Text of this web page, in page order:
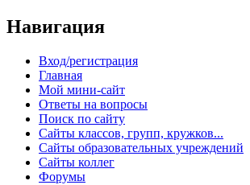
Навигация
Вход/регистрация
Главная
Мой мини-сайт
Ответы на вопросы
Поиск по сайту
Сайты классов, групп, кружков...
Сайты образовательных учреждений
Сайты коллег
Форумы